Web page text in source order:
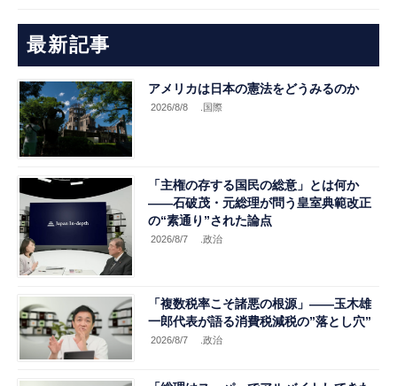
最新記事
アメリカは日本の憲法をどうみるのか
2026/8/8 .国際
「主権の存する国民の総意」とは何か
――石破茂・元総理が問う皇室典範改正
の“素通り”された論点
2026/8/7 .政治
「複数税率こそ諸悪の根源」――玉木雄
一郎代表が語る消費税減税の”落とし穴”
2026/8/7 .政治